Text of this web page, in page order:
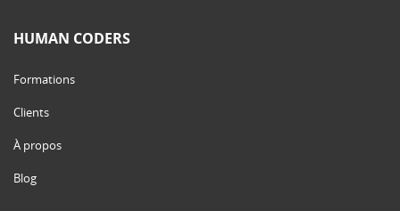
HUMAN CODERS
Formations
Clients
À propos
Blog